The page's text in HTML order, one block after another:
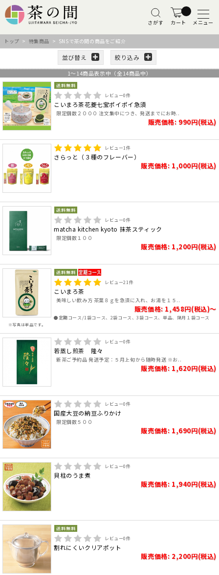
さがす カート メニュー
トップ > 特集商品 > SNSで茶の間の商品をご紹介
並び替え 絞り込み
1～ 14商品表示中（全 14商品中）
レビュー0件
こいまろ茶花菱七宝ポイポイ急須
限定個数２０００ 注文集中につき、発送までにお時..
販売価格: 990円(税込)
レビュー1件
さらっと（３種のフレーバー）
販売価格: 1,000円(税込)
レビュー0件
matcha kitchen kyoto 抹茶スティック
限定個数１００
販売価格: 1,200円(税込)
※写真は単品です。
レビュー21件
こいまろ茶
美味しい飲み方 茶葉８ｇを急須に入れ、お湯を１５..
販売価格: 1,458円(税込)～
●定期コース/1袋コース、2袋コース、3袋コース、単品、隔月１袋コース
レビュー0件
若蒸し煎茶 隆々
新茶ご予約品 発送予定：５月上旬から随時発送 ※お..
販売価格: 1,620円(税込)
レビュー0件
国産大豆の納豆ふりかけ
限定個数５００
販売価格: 1,690円(税込)
レビュー0件
貝柱のうま煮
販売価格: 1,940円(税込)
レビュー0件
割れにくいクリアポット
販売価格: 2,200円(税込)